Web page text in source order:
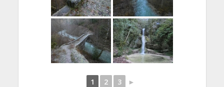
1 2 3 ►